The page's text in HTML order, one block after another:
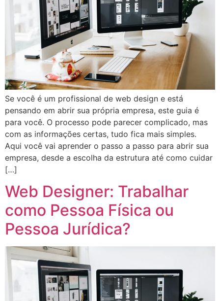
Se você é um profissional de web design e está
pensando em abrir sua própria empresa, este guia é
para você. O processo pode parecer complicado, mas
com as informações certas, tudo fica mais simples.
Aqui você vai aprender o passo a passo para abrir sua
empresa, desde a escolha da estrutura até como cuidar
[…]
Web Designer: Trabalhar
como Pessoa Física ou
Pessoa Jurídica?